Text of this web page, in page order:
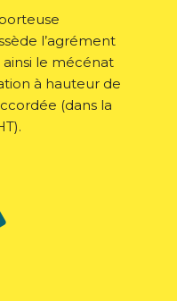
l’agrément
le mécénat
à hauteur de
(dans la